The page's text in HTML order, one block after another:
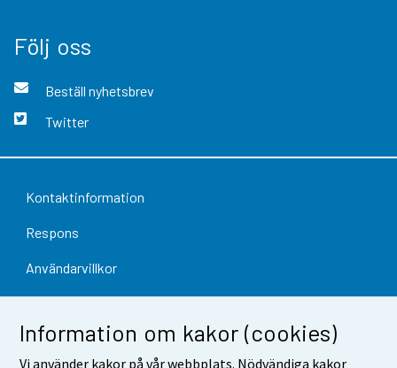
Information om kakor (cookies)
Vi använder kakor på vår webbplats. Nödvändiga kakor
Följ oss
Beställ nyhetsbrev
Twitter
Kontaktinformation
Respons
Användarvillkor
Dataskydd
Tillgänglighet